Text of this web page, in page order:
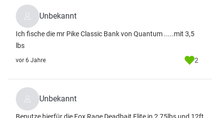
Unbekannt
Ich fische die mr Pike Classic Bank von Quantum .....mit 3,5
lbs
vor 6 Jahre 2
Unbekannt